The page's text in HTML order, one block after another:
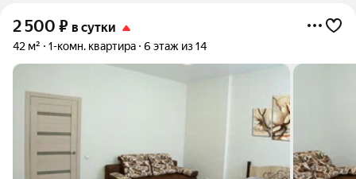
2 500 ₽ в сутки
42 м² 1-комн. квартира 6 этаж из 14